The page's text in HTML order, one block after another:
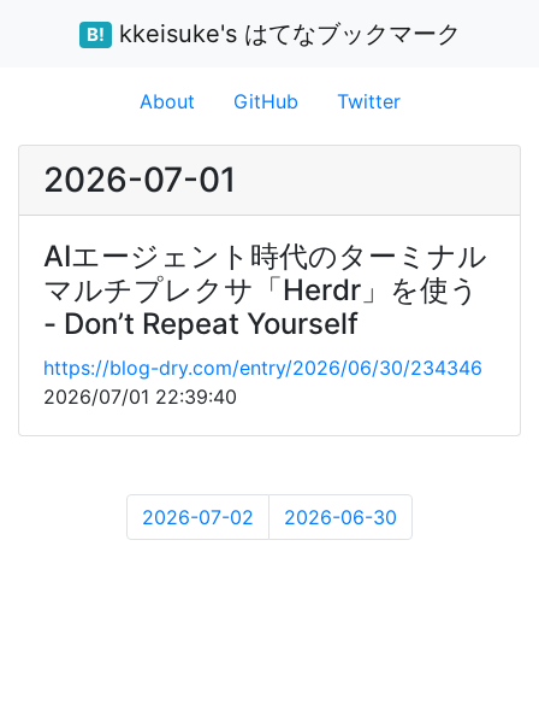
B! kkeisuke's はてなブックマーク
About GitHub Twitter
2026-07-01
AIエージェント時代のターミナル
マルチプレクサ「Herdr」を使う
- Don’t Repeat Yourself
https://blog-dry.com/entry/2026/06/30/234346
2026/07/01 22:39:40
2026-07-02 2026-06-30